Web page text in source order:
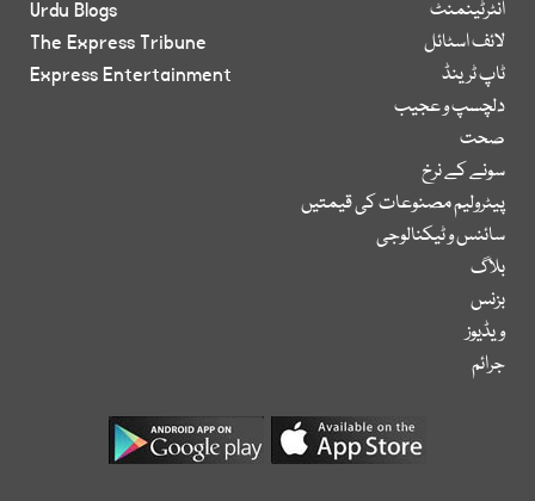
انٹرٹینمنٹ
لائف اسٹائل
ٹاپ ٹرینڈ
دلچسپ و عجیب
صحت
سونے کے نرخ
پیٹرولیم مصنوعات کی قیمتیں
سائنس و ٹیکنالوجی
بلاگ
بزنس
ویڈیوز
جرائم
Urdu Blogs
The Express Tribune
Express Entertainment